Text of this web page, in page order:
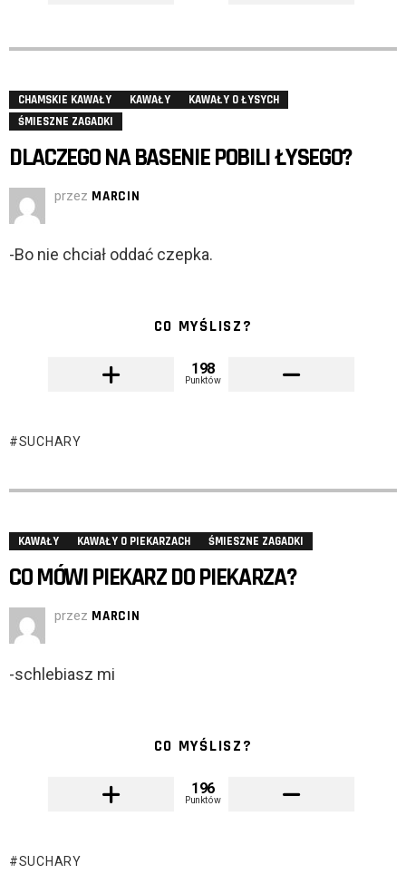
CHAMSKIE KAWAŁY KAWAŁY
KAWAŁY O ŁYSYCH
ŚMIESZNE ZAGADKI
DLACZEGO NA BASENIE POBILI ŁYSEGO?
przez MARCIN
-Bo nie chciał oddać czepka.
CO MYŚLISZ?
198
Punktów
SUCHARY
KAWAŁY KAWAŁY O PIEKARZACH ŚMIESZNE ZAGADKI
CO MÓWI PIEKARZ DO PIEKARZA?
przez MARCIN
-schlebiasz mi
CO MYŚLISZ?
196
Punktów
SUCHARY